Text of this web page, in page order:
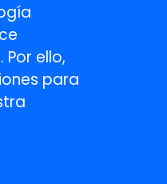
ello,
para